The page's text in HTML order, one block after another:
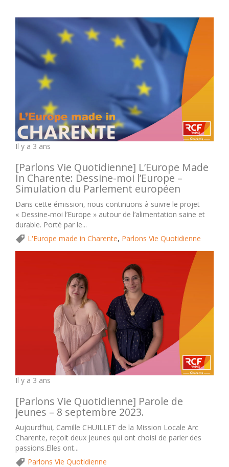
Il y a 3 ans
[Parlons Vie Quotidienne] L’Europe Made
In Charente: Dessine-moi l’Europe –
Simulation du Parlement européen
Dans cette émission, nous continuons à suivre le projet
« Dessine-moi l’Europe » autour de l’alimentation saine et
durable. Porté par le...
L'Europe made in Charente, Parlons Vie Quotidienne
Il y a 3 ans
[Parlons Vie Quotidienne] Parole de
jeunes – 8 septembre 2023.
Aujourd’hui, Camille CHUILLET de la Mission Locale Arc
Charente, reçoit deux jeunes qui ont choisi de parler des
passions.Elles ont...
Parlons Vie Quotidienne